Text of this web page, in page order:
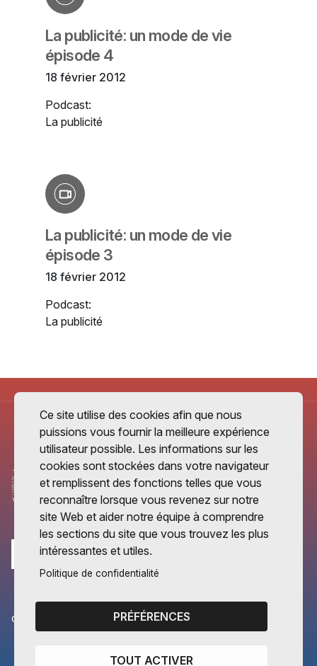
La publicité: un mode de vie
épisode 4
18 février 2012
Podcast:
La publicité
La publicité: un mode de vie
épisode 3
18 février 2012
Podcast:
La publicité
CANTONS PARTENAIRES
Vaud
Ce site utilise des cookies afin que nous
puissions vous fournir la meilleure expérience
utilisateur possible. Les informations sur les
cookies sont stockées dans votre navigateur
et remplissent des fonctions telles que vous
reconnaître lorsque vous revenez sur notre
site Web et aider notre équipe à comprendre
les sections du site que vous trouvez les plus
intéressantes et utiles.
Politique de confidentialité
PRÉFÉRENCES
TOUT ACTIVER